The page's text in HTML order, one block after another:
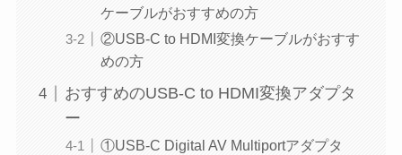
ケーブルがおすすめの方
②USB-C to HDMI変換ケーブルがおすす
めの方
おすすめのUSB-C to HDMI変換アダプタ
ー
①USB-C Digital AV Multiportアダプタ